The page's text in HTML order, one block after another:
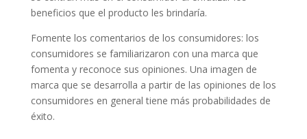
beneficios que el producto les brindaría.
Fomente los comentarios de los consumidores: los
consumidores se familiarizaron con una marca que
fomenta y reconoce sus opiniones. Una imagen de
marca que se desarrolla a partir de las opiniones de los
consumidores en general tiene más probabilidades de
éxito.